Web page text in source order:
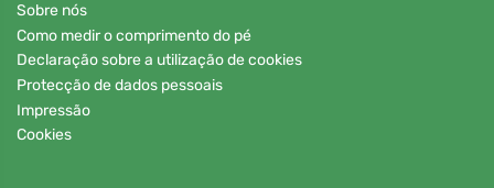
Sobre nós
Como medir o comprimento do pé
Declaração sobre a utilização de cookies
Protecção de dados pessoais
Impressão
Cookies